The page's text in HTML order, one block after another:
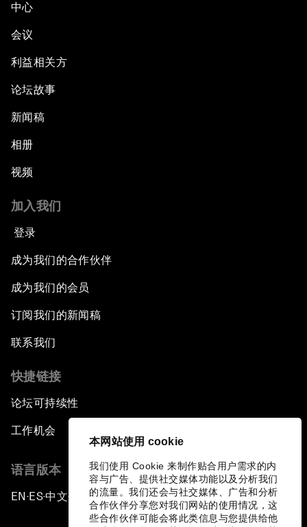
本网站使用 cookie
我们使用 Cookie 来制作贴合用户需求的内
容与广告、提供社交媒体功能以及分析我们
的流量。我们还会与社交媒体、广告和分析
合作伙伴分享您对我们网站的使用情况，这
些合作伙伴可能会将此类信息与您提供给他
中心
会议
利益相关方
论坛故事
新闻稿
相册
视频
加入我们
登录
成为我们的合作伙伴
成为我们的会员
订阅我们的新闻稿
联系我们
快捷链接
论坛可持续性
工作机会
语言版本
EN ▪ES▪中文▪ 日本語